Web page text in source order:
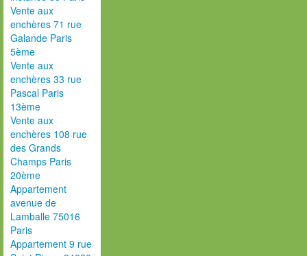
Vente aux
enchères 71 rue
Galande Paris
5ème
Vente aux
enchères 33 rue
Pascal Paris
13ème
Vente aux
enchères 108 rue
des Grands
Champs Paris
20ème
Appartement
avenue de
Lamballe 75016
Paris
Appartement 9 rue